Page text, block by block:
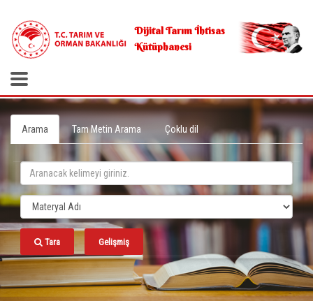
Dijital Tarım İhtisas
Kütüphanesi
Arama Tam Metin Arama Çoklu dil
Tara Gelişmiş